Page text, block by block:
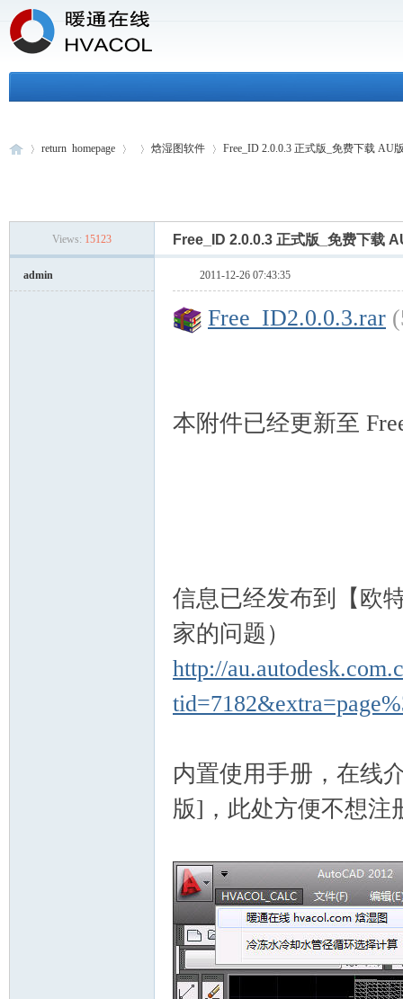
H »
return homepage
› ›
焓湿图软件
›
Free_ID 2.0.0.3 正式版_免费下载 AU
Views: 15123 Free_ID 2.0.0.3 正式版_免费下载
admin 2011-12-26 07:43:35
Free_ID2.0.0.3.rar
本附件已经更新至
信息已经发布到【欧
家的问题）
http://
内置使用手册，在线
版]，此处方便不想注